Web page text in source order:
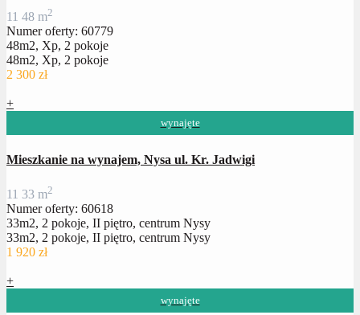
11 48 m2
Numer oferty: 60779
48m2, Xp, 2 pokoje
48m2, Xp, 2 pokoje
2 300 zł
+
wynajęte
Mieszkanie na wynajem, Nysa ul. Kr. Jadwigi
11 33 m2
Numer oferty: 60618
33m2, 2 pokoje, II piętro, centrum Nysy
33m2, 2 pokoje, II piętro, centrum Nysy
1 920 zł
+
wynajęte